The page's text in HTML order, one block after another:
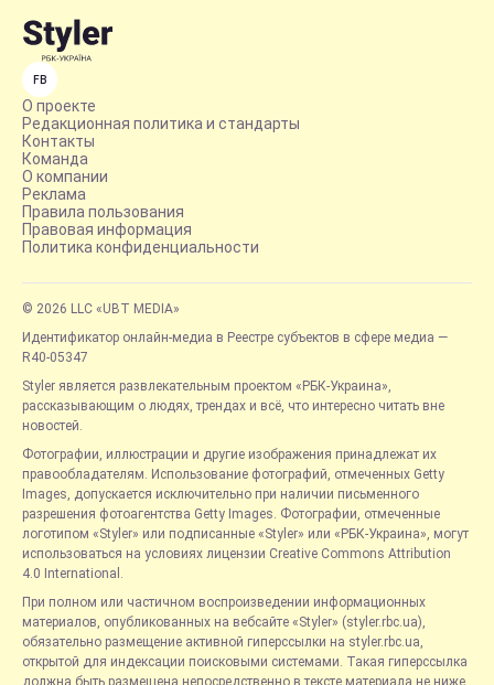
FB
О проекте
Редакционная политика и стандарты
Контакты
Команда
О компании
Реклама
Правила пользования
Правовая информация
Политика конфиденциальности
© 2026 LLC «UBT MEDIA»
Идентификатор онлайн-медиа в Реестре субъектов в сфере медиа —
R40-05347
Styler является развлекательным проектом «РБК-Украина»,
рассказывающим о людях, трендах и всё, что интересно читать вне
новостей.
Фотографии, иллюстрации и другие изображения принадлежат их
правообладателям. Использование фотографий, отмеченных Getty
Images, допускается исключительно при наличии письменного
разрешения фотоагентства Getty Images. Фотографии, отмеченные
логотипом «Styler» или подписанные «Styler» или «РБК-Украина», могут
использоваться на условиях лицензии Creative Commons Attribution
4.0 International.
При полном или частичном воспроизведении информационных
материалов, опубликованных на вебсайте «Styler» (styler.rbc.ua),
обязательно размещение активной гиперссылки на styler.rbc.ua,
открытой для индексации поисковыми системами. Такая гиперссылка
должна быть размещена непосредственно в тексте материала не ниже